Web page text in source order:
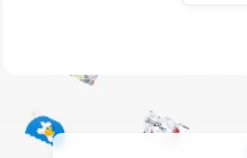
ユーザー同士で質問・相談できるコミュニティも